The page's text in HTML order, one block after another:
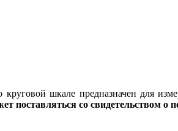
шкале предназначен для
поставляться со свидетельством